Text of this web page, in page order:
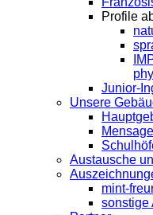
Profile
Junior-
Unsere
Austausche
mint-
sonstige